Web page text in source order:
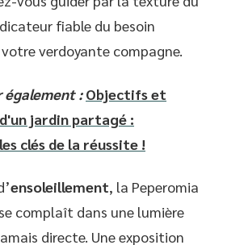
fiable du besoin
verdoyante compagne.
également : Objectifs et
jardin partagé :
clés de la réussite !
ensoleillement, la Peperomia
complaît dans une lumière
directe. Une exposition